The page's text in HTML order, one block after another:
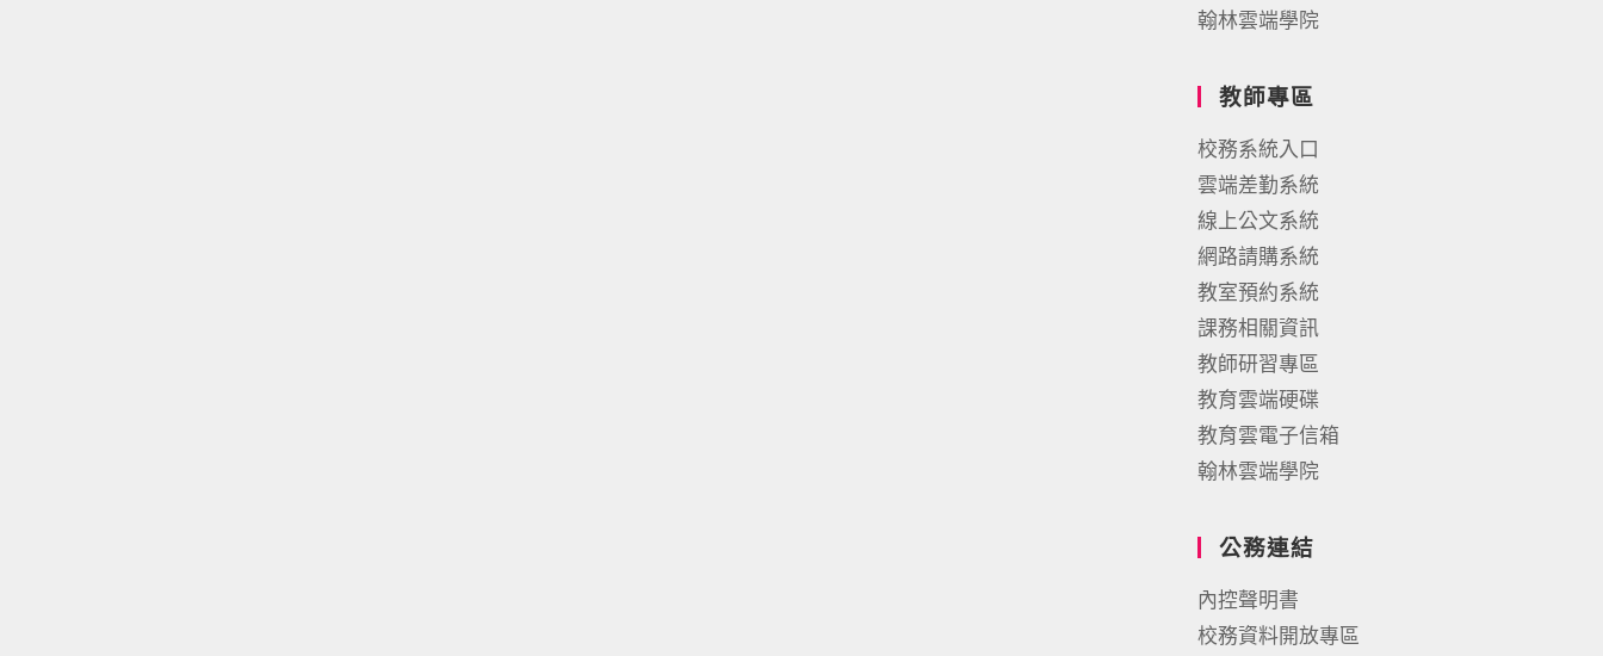
翰林雲端學院
教師專區
校務系統入口
雲端差勤系統
線上公文系統
網路請購系統
教室預約系統
課務相關資訊
教師研習專區
教育雲端硬碟
教育雲電子信箱
翰林雲端學院
公務連結
內控聲明書
校務資料開放專區